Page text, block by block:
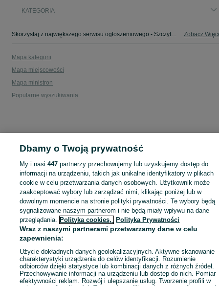
KATEGORIA
Skorzystaj z największego serwisu ogłoszeniowego - Szczytno i okolice! - kupuj lub sprzedawaj jeszcze wygodniej w kategorii Doradca klienta, sprzedawca! Zobacz
Mapa kategorii
Mapa miejscowości
Mapa ministron
Popularne wyszukiwania
Dbamy o Twoją prywatność
My i nasi447 partnerzy przechowujemy lub uzyskujemy dostęp do
informacji na urządzeniu, takich jak unikalne identyfikatory w plikach
cookie w celu przetwarzania danych osobowych. Użytkownik może
zaakceptować wybory lub zarządzać nimi, klikając poniżej lub w
dowolnym momencie na stronie polityki prywatności. Te wybory będą
sygnalizowane naszym partnerom i nie będą miały wpływu na dane
przeglądania. Polityka cookies, Polityka Prywatności
Wraz z naszymi partnerami przetwarzamy dane w celu
zapewnienia:
Użycie dokładnych danych geolokalizacyjnych. Aktywne skanowanie
charakterystyki urządzenia do celów identyfikacji. Rozumienie
odbiorców dzięki statystyce lub kombinacji danych z różnych źródeł.
Przechowywanie informacji na urządzeniu lub dostęp do nich. Pomiar
efektywności reklam. Rozwój i ulepszanie usług. Tworzenie profili w